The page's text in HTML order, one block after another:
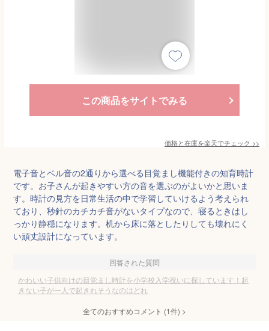
この商品をサイトでみる
価格と在庫を楽天でチェック >>
電子音とベル音の2通りから選べる目覚まし機能付きの知育時計
です。お子さんが起きやすい方の音を選ぶのがよいかと思いま
す。時計の見方を日常生活の中で学習していけるよう考えられ
ており、秒針のカチカチ音がないタイプなので、寝るときはし
っかり静穏になります。机から床に落としたりしても壊れにく
い頑丈設計になっています。
回答された質問
かわいい子供向けの目覚まし時計を小学校入学祝いに探しています！起
きない子が一人で起きれそうなのはどれ
全てのおすすめコメント (1件) >